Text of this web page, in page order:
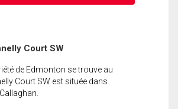
Court SW
de Edmonton se trouve au
Court SW est située dans